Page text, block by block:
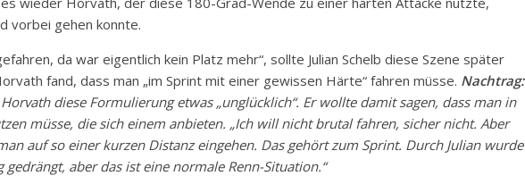
vorbei gehen konnte.
da war eigentlich kein Platz mehr“, sollte Julian Schelb diese Szene später
fand, dass man „im Sprint mit einer gewissen Härte“ fahren müsse. Nachtrag:
diese Formulierung etwas „unglücklich“. Er wollte damit sagen, dass man in
müsse, die sich einem anbieten. „Ich will nicht brutal fahren, sicher nicht. Aber
auf so einer kurzen Distanz eingehen. Das gehört zum Sprint. Durch Julian wurde
gedrängt, aber das ist eine normale Renn-Situation.“